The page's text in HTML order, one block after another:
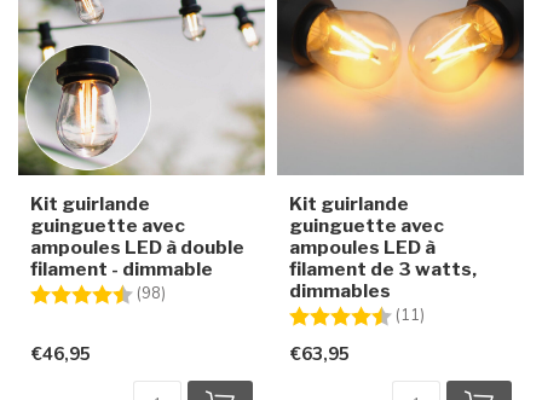
Kit guirlande
guinguette avec
ampoules LED à double
filament - dimmable
Note:
(98)
€46,95
Kit guirlande
guinguette avec
ampoules LED à
filament de 3 watts,
dimmables
Note:
(11)
€63,95